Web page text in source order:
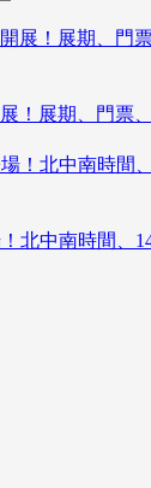
！展期、門票
北中南時間、